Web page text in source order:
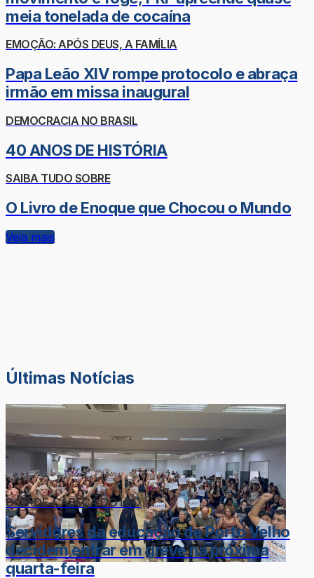
meia tonelada de cocaína
EMOÇÃO: APÓS DEUS, A FAMÍLIA
Papa Leão XIV rompe protocolo e abraça
irmão em missa inaugural
DEMOCRACIA NO BRASIL
40 ANOS DE HISTÓRIA
SAIBA TUDO SOBRE
O Livro de Enoque que Chocou o Mundo
Veja mais
Últimas Notícias
DOR-DE-CABEÇA DO LÉO
Servidores da educação de Porto Velho
decidem entrar em greve na próxima
quarta-feira